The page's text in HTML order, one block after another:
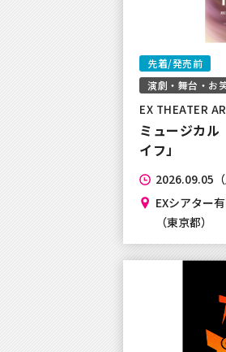
【お知ら
2024年4月
【お詫び】
2024年3月9日
【お詫び
FAMILY !!
2024年2月
本人認証
2023年12月
先着/発売前
演劇・舞台・お
EX THEATER
ミュージカル
イフ」
2026.09.05
EXシアター
（東京都）